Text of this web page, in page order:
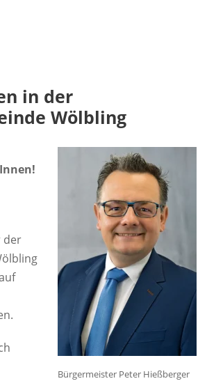
in der
Wölbling
Bürgermeister Peter Hießberger
der